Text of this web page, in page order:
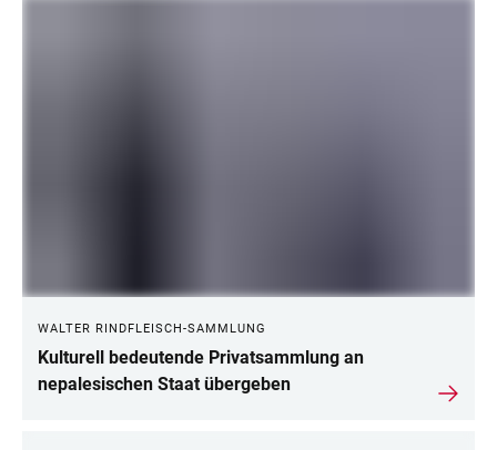
WALTER RINDFLEISCH-SAMMLUNG
Kulturell bedeutende Privatsammlung an
nepalesischen Staat übergeben